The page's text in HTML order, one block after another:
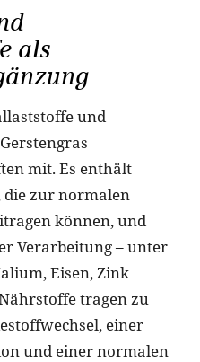
als
und
mit. Es enthält
zur normalen
können, und
Verarbeitung – unter
Eisen, Zink
tragen zu
einer
und einer normalen